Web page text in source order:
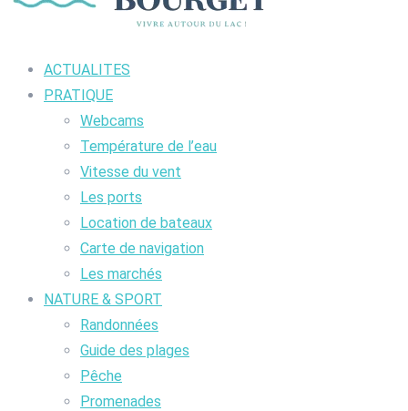
ACTUALITES
PRATIQUE
Webcams
Température de l’eau
Vitesse du vent
Les ports
Location de bateaux
Carte de navigation
Les marchés
NATURE & SPORT
Randonnées
Guide des plages
Pêche
Promenades